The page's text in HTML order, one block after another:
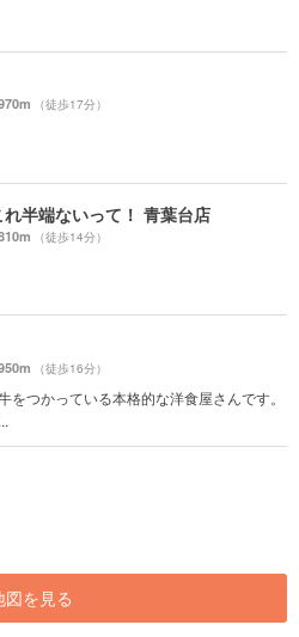
（徒歩17分）
半端ないって！ 青葉台店
（徒歩14分）
（徒歩16分）
をつかっている本格的な洋食屋さんです。
図を見る